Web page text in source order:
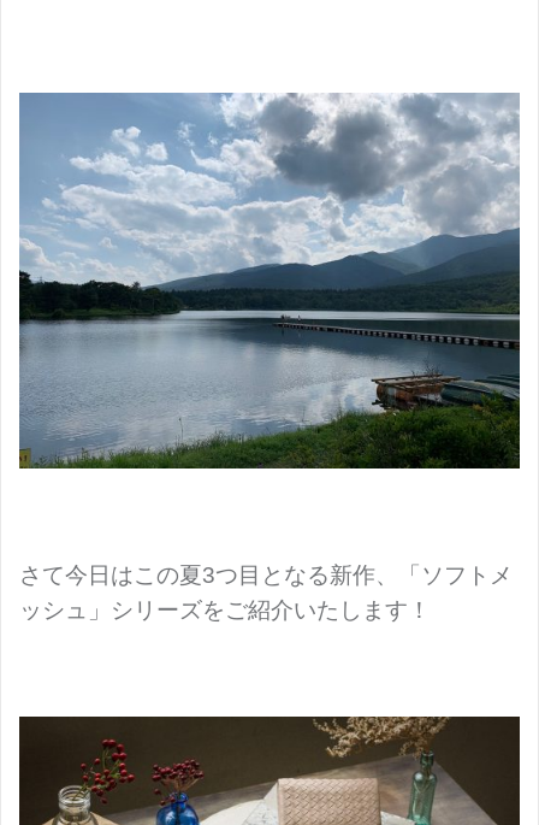
さて今日はこの夏3つ目となる新作、「ソフトメ
ッシュ」シリーズをご紹介いたします！